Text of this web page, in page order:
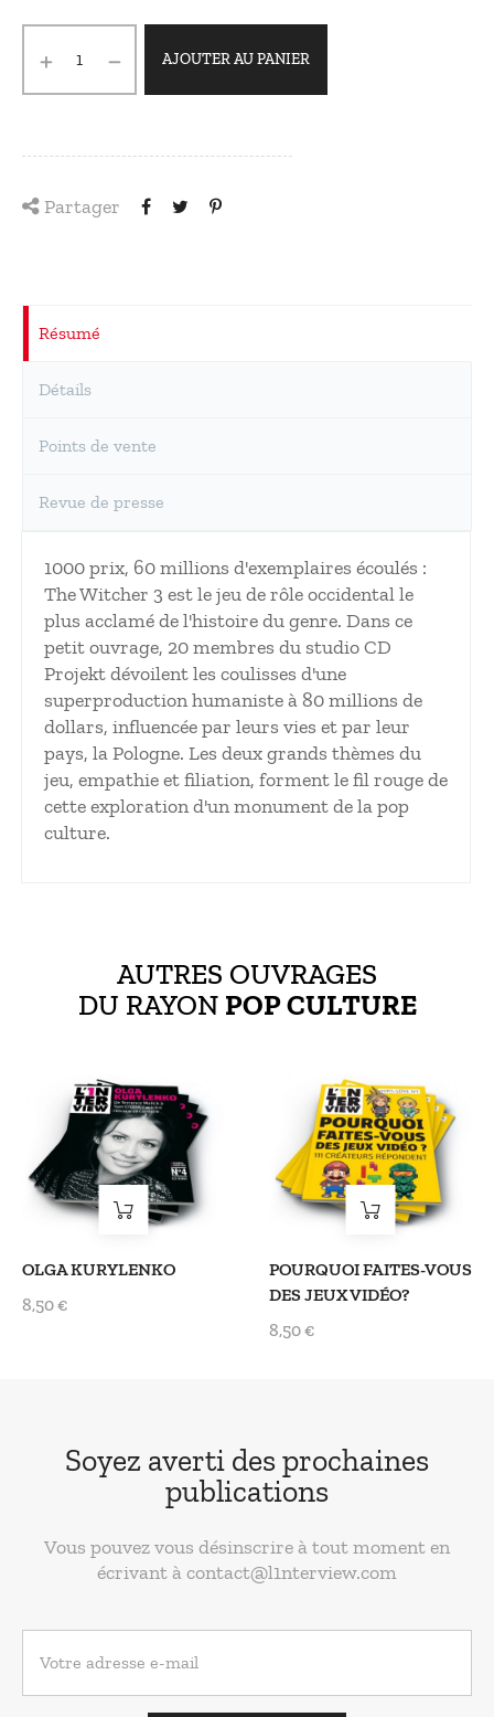
AJOUTER AU PANIER
Partager
Résumé
Détails
Points de vente
Revue de presse
1000 prix, 60 millions d'exemplaires écoulés :
The Witcher 3 est le jeu de rôle occidental le
plus acclamé de l'histoire du genre. Dans ce
petit ouvrage, 20 membres du studio CD
Projekt dévoilent les coulisses d'une
superproduction humaniste à 80 millions de
dollars, influencée par leurs vies et par leur
pays, la Pologne. Les deux grands thèmes du
jeu, empathie et filiation, forment le fil rouge de
cette exploration d'un monument de la pop
culture.
AUTRES OUVRAGES
DU RAYON POP CULTURE
Prix
OLGA KURYLENKO
8,50 €
Prix
POURQUOI FAITES-VOUS
DES JEUX VIDÉO?
8,50 €
Soyez averti des prochaines
publications
Vous pouvez vous désinscrire à tout moment en
écrivant à contact@l1nterview.com